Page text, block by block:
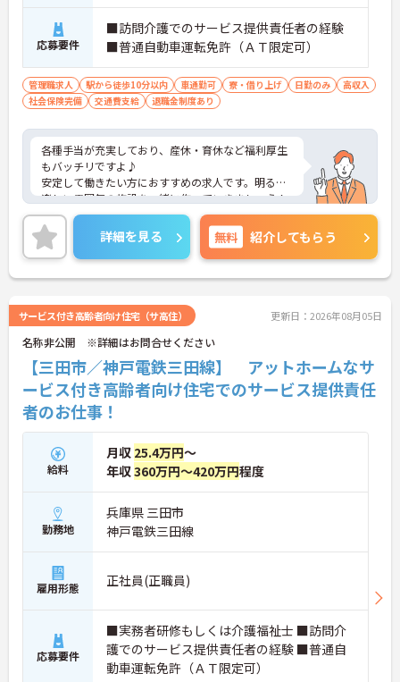
応募要件
■訪問介護でのサービス提供責任者の経験
■普通自動車運転免許（ＡＴ限定可）
管理職求人 駅から徒歩10分以内 車通勤可 寮・借り上げ 日勤のみ
高収入
社会保険完備
交通費支給 退職金制度あり
各種手当が充実しており、産休・育休など福利厚生
もバッチリですよ♪
安定して働きたい方におすすめの求人です。明るく
楽しい雰囲気の施設を一緒に作っていきましょう！
アットホームで居心地の良い職場なのですぐに馴染
めますよ♪
ご興味をお持ちの方はまずマイナビまでお問い合わ
せください！
詳細を見る 無料 紹介してもらう
サービス付き高齢者向け住宅（サ高住） 更新日：2026年08月05日
名称非公開 ※詳細はお問合せください
【三田市／神戸電鉄三田線】 アットホームなサ
ービス付き高齢者向け住宅でのサービス提供責任
者のお仕事！
給料
月収 25.4万円～
年収360万円～420万円程度
勤務地
兵庫県 三田市
神戸電鉄三田線
雇用形態 正社員(正職員)
応募要件
■実務者研修もしくは介護福祉士 ■訪問介
護でのサービス提供責任者の経験 ■普通自
動車運転免許（ＡＴ限定可）